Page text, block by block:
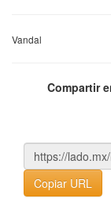
Vandal
Compartir
Copiar URL